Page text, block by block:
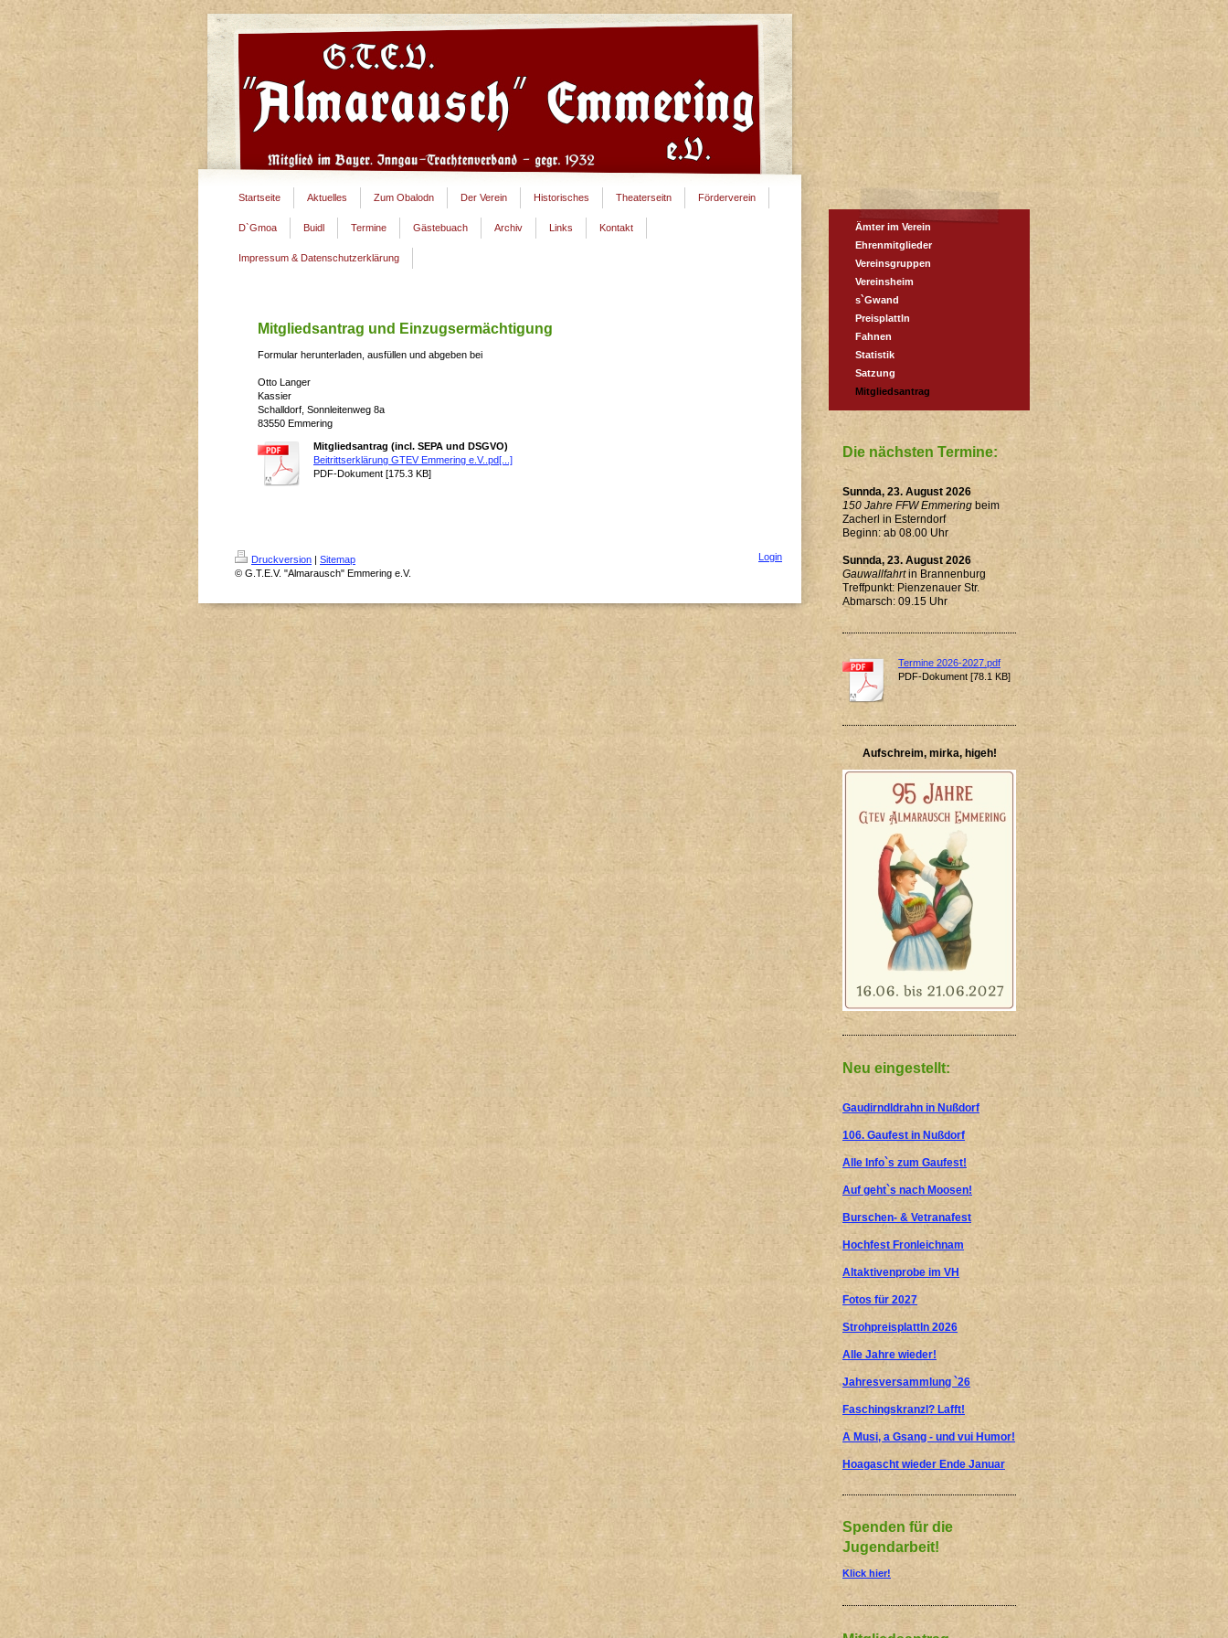
Startseite Aktuelles Zum Obalodn Der Verein Historisches Theaterseitn Förderverein
D`Gmoa Buidl Termine Gästebuach Archiv Links Kontakt
Impressum & Datenschutzerklärung
Mitgliedsantrag und Einzugsermächtigung
Formular herunterladen, ausfüllen und abgeben bei
Otto Langer
Kassier
Schalldorf, Sonnleitenweg 8a
83550 Emmering
Mitgliedsantrag (incl. SEPA und DSGVO)
Beitrittserklärung GTEV Emmering e.V..pd[...]
PDF-Dokument [175.3 KB]
Druckversion | Sitemap
© G.T.E.V. "Almarausch" Emmering e.V.
Login
Ämter im Verein
Ehrenmitglieder
Vereinsgruppen
Vereinsheim
s`Gwand
Preisplattln
Fahnen
Statistik
Satzung
Mitgliedsantrag
Die nächsten Termine:
Sunnda, 23. August 2026
150 Jahre FFW Emmering beim
Zacherl in Esterndorf
Beginn: ab 08.00 Uhr
Sunnda, 23. August 2026
Gauwallfahrtin Brannenburg
Treffpunkt: Pienzenauer Str.
Abmarsch: 09.15 Uhr
Termine 2026-2027.pdf
PDF-Dokument [78.1 KB]
Aufschreim, mirka, higeh!
Neu eingestellt:
Gaudirndldrahn in Nußdorf
106. Gaufest in Nußdorf
Alle Info`s zum Gaufest!
Auf geht`s nach Moosen!
Burschen- & Vetranafest
Hochfest Fronleichnam
Altaktivenprobe im VH
Fotos für 2027
Strohpreisplattln 2026
Alle Jahre wieder!
Jahresversammlung `26
Faschingskranzl? Lafft!
A Musi, a Gsang - und vui Humor!
Hoagascht wieder Ende Januar
Spenden für die
Jugendarbeit!
Klick hier!